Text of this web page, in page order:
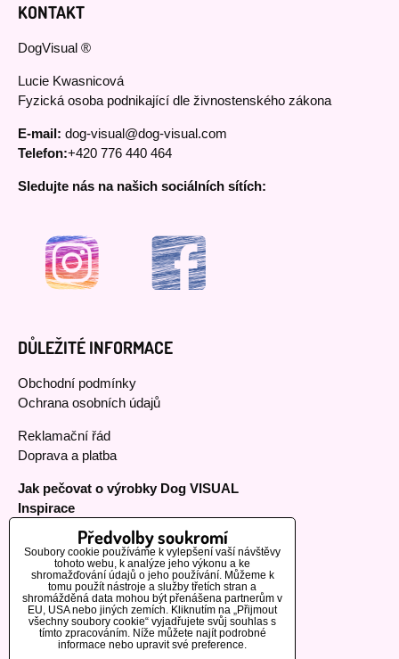
KONTAKT
DogVisual ®
Lucie Kwasnicová
Fyzická osoba podnikající dle živnostenského zákona
E-mail: dog-visual@dog-visual.com
Telefon:+420 776 440 464
Sledujte nás na našich sociálních sítích:
DŮLEŽITÉ INFORMACE
Obchodní podmínky
Ochrana osobních údajů
Reklamační řád
Doprava a platba
Jak pečovat o výrobky Dog VISUAL
Inspirace
MOHLO BY VÁS ZAJÍMAT
Naši zákazníci
Informace o výrobcích
Předvolby soukromí
Soubory cookie používáme k vylepšení vaší návštěvy
tohoto webu, k analýze jeho výkonu a ke
shromažďování údajů o jeho používání. Můžeme k
tomu použít nástroje a služby třetích stran a
shromážděná data mohou být přenášena partnerům v
EU, USA nebo jiných zemích. Kliknutím na „Přijmout
všechny soubory cookie“ vyjadřujete svůj souhlas s
tímto zpracováním. Níže můžete najít podrobné
informace nebo upravit své preference.